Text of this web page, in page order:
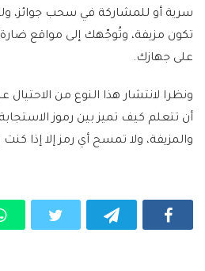
سرية أو للمشاركة في سحب جوائز،
تكون مزيفة، وتُوجّهك إلى مواقع
على جهازك.
ونظرا لانتشار هذا النوع من
أن تتعلم كيف تميز بين رموز
والمزيفة، ولا تمسح أي رمز إلا إذا